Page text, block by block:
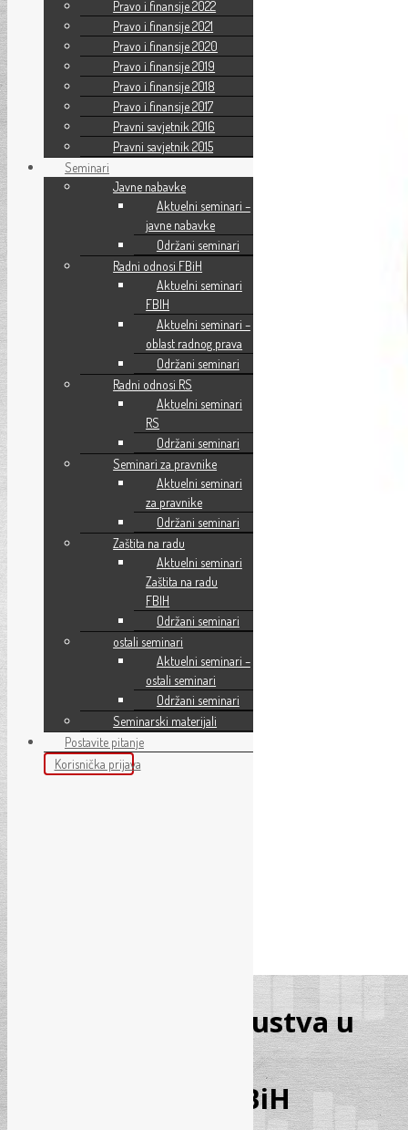
CD – Odmori i odsustva u
zakonodavstvu FBiH
Pravo i finansije 2022
Pravo i finansije 2021
Pravo i finansije 2020
Pravo i finansije 2019
Pravo i finansije 2018
Pravo i finansije 2017
Pravni savjetnik 2016
Pravni savjetnik 2015
Seminari
Javne nabavke
Aktuelni seminari –
javne nabavke
Održani seminari
Radni odnosi FBiH
Aktuelni seminari
FBIH
Aktuelni seminari –
oblast radnog prava
Održani seminari
Radni odnosi RS
Aktuelni seminari
RS
Održani seminari
Seminari za pravnike
Aktuelni seminari
za pravnike
Održani seminari
Zaštita na radu
Aktuelni seminari
Zaštita na radu
FBIH
Održani seminari
ostali seminari
Aktuelni seminari –
ostali seminari
Održani seminari
Seminarski materijali
Postavite pitanje
Korisnička prijava